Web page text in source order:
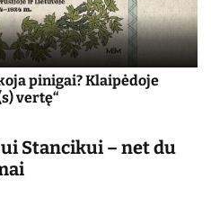
pinigai? Klaipėdoje
vertę“
Stancikui – net du